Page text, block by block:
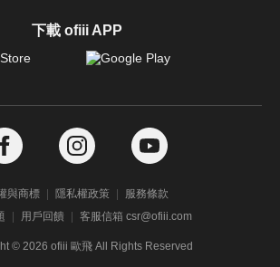
下載 ofiii APP
與商標 隱私權政策
服務條款
用戶回饋 客服信箱 csr@ofiii.com
© 2026 ofiii 歐飛 All Rights Reserved